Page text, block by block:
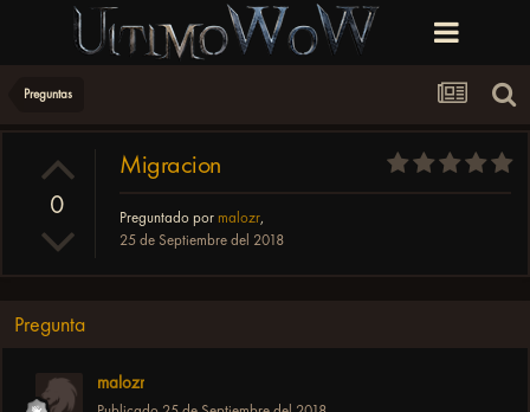
Preguntas
0
Migracion
Preguntado por malozr,
25 de Septiembre del 2018
Pregunta
malozr